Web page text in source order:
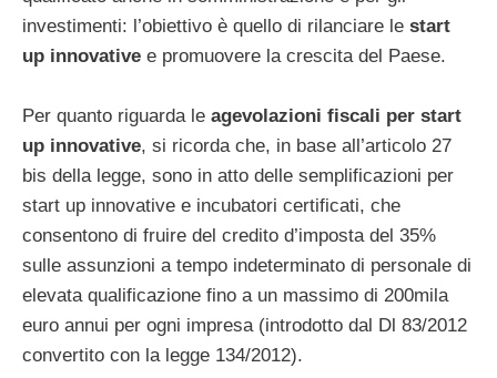
investimenti: l’obiettivo è quello di rilanciare le start
up innovative e promuovere la crescita del Paese.
Per quanto riguarda le agevolazioni fiscali per start
up innovative, si ricorda che, in base all’articolo 27
bis della legge, sono in atto delle semplificazioni per
start up innovative e incubatori certificati, che
consentono di fruire del credito d’imposta del 35%
sulle assunzioni a tempo indeterminato di personale di
elevata qualificazione fino a un massimo di 200mila
euro annui per ogni impresa (introdotto dal Dl 83/2012
convertito con la legge 134/2012).